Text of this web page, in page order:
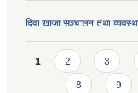
दिवा खाजा सञ्चालन तथा
Pages
1 2 3
8 9